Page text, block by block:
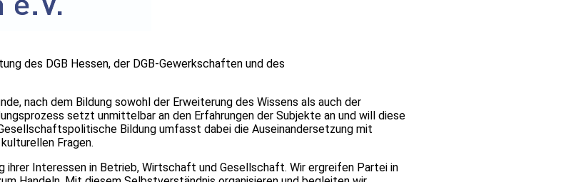
des DGB Hessen, der DGB-Gewerkschaften und des
nach dem Bildung sowohl der Erweiterung des Wissens als auch der
setzt unmittelbar an den Erfahrungen der Subjekte an und will diese
Bildung umfasst dabei die Auseinandersetzung mit
Fragen.
Interessen in Betrieb, Wirtschaft und Gesellschaft. Wir ergreifen Partei in